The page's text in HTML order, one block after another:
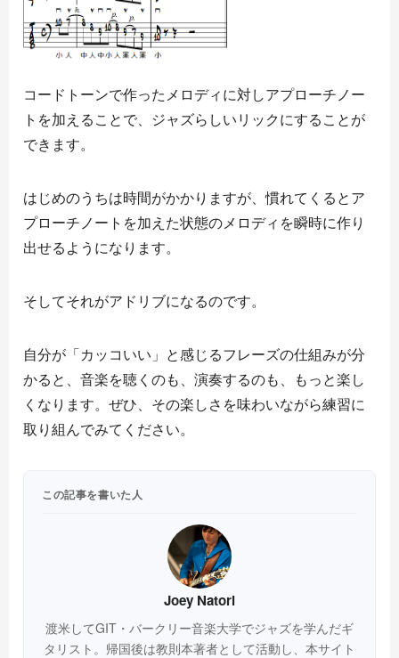
コードトーンで作ったメロディに対しアプローチノー
トを加えることで、ジャズらしいリックにすることが
できます。
はじめのうちは時間がかかりますが、慣れてくるとア
プローチノートを加えた状態のメロディを瞬時に作り
出せるようになります。
そしてそれがアドリブになるのです。
自分が「カッコいい」と感じるフレーズの仕組みが分
かると、音楽を聴くのも、演奏するのも、もっと楽し
くなります。ぜひ、その楽しさを味わいながら練習に
取り組んでみてください。
この記事を書いた人
Joey Natori
渡米してGIT・バークリー音楽大学でジャズを学んだギ
タリスト。帰国後は教則本著者として活動し、本サイト